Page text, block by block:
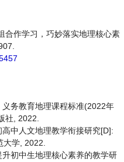
合作学习，巧妙落实地理核心素
务教育地理课程标准(2022年
社, 2022.
中人文地理教学衔接研究[D]:
学, 2022.
初中生地理核心素养的教学研